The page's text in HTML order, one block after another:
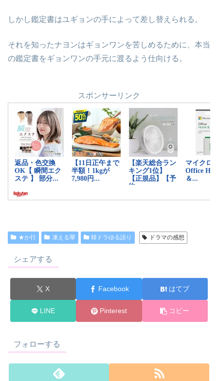
しかし鑑定書はユギョンの手によって差し替えられる。
それを知ったナヨンはギョンワンを苦しめるために、本当
の鑑定書をギョンワンの手元に渡るよう仕向ける。
スポンサーリンク
★か行 凍える華 韓ドラゆる語り ドラマの感想
シェアする
X Facebook はてブ
LINE Pinterest コピー
フォローする